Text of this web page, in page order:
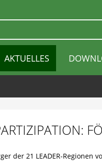
AKTUELLES
der 21 LEADER-Regionen